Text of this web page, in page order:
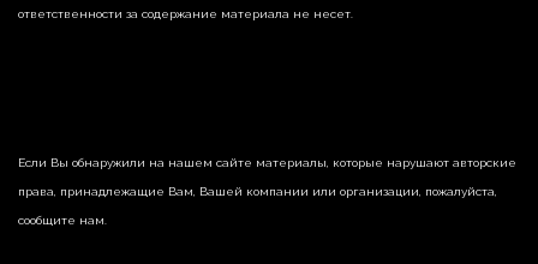
ответственности за содержание материала не несет.
Если Вы обнаружили на нашем сайте материалы, которые нарушают авторские
права, принадлежащие Вам, Вашей компании или организации, пожалуйста,
сообщите нам.